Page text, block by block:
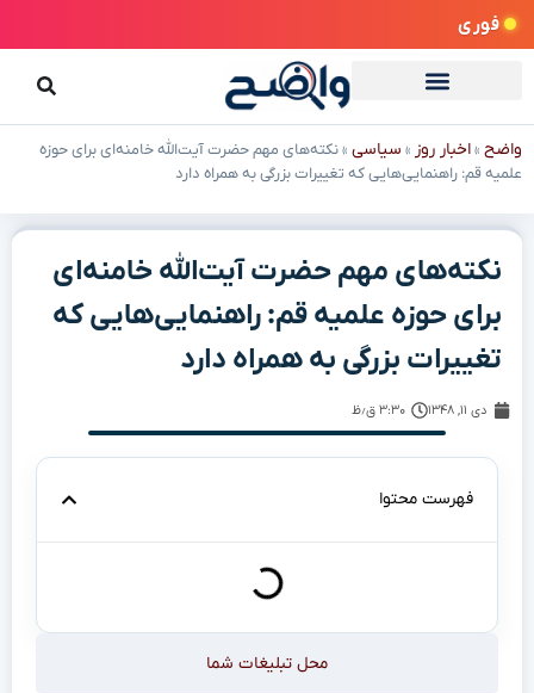
فوری
واضح »اخبار روز » سیاسی »نکته‌های مهم حضرت آیت‌الله خامنه‌ای برای حوزه
علمیه قم: راهنمایی‌هایی که تغییرات بزرگی به همراه دارد
نکته‌های مهم حضرت آیت‌الله خامنه‌ای
برای حوزه علمیه قم: راهنمایی‌هایی که
تغییرات بزرگی به همراه دارد
دی ۱۱, ۱۳۴۸ ۳:۳۰ ق٫ظ
فهرست محتوا
محل تبلیغات شما